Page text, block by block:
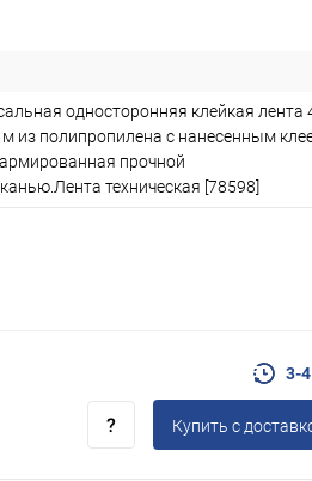
односторонняя клейкая лента
из полипропилена с нанесенным
армированная прочной
техническая [78598]
3-
Купить c